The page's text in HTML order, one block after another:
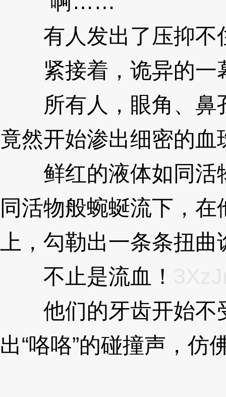
有人发出了压抑不
紧接着，诡异的一
所有人，眼角、鼻
竟然开始渗出细密的血
鲜红的液体如同活
同活物般蜿蜒流下，
上，勾勒出一条条扭
不止是流血！
他们的牙齿开始不
出“咯咯”的碰撞声，仿